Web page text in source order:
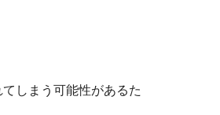
しまう可能性があるた